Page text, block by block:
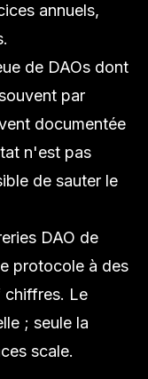
annuels,
de DAOs dont
par
documentée
n'est pas
de sauter le
DAO de
protocole à des
chiffres. Le
; seule la
scale.